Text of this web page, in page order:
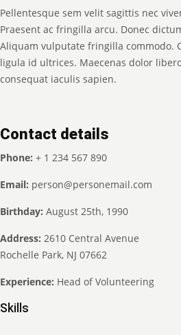
Pellentesque sem velit sagittis nec
Praesent ac fringilla arcu. Donec
Aliquam vulputate fringilla commodo.
ligula id ultrices. Maecenas dolor
consequat iaculis sapien.
Contact details
Phone: + 1 234 567 890
Email: person@personemail.com
Birthday: August 25th, 1990
Address: 2610 Central Avenue
Rochelle Park, NJ 07662
Experience: Head of Volunteering
Skills